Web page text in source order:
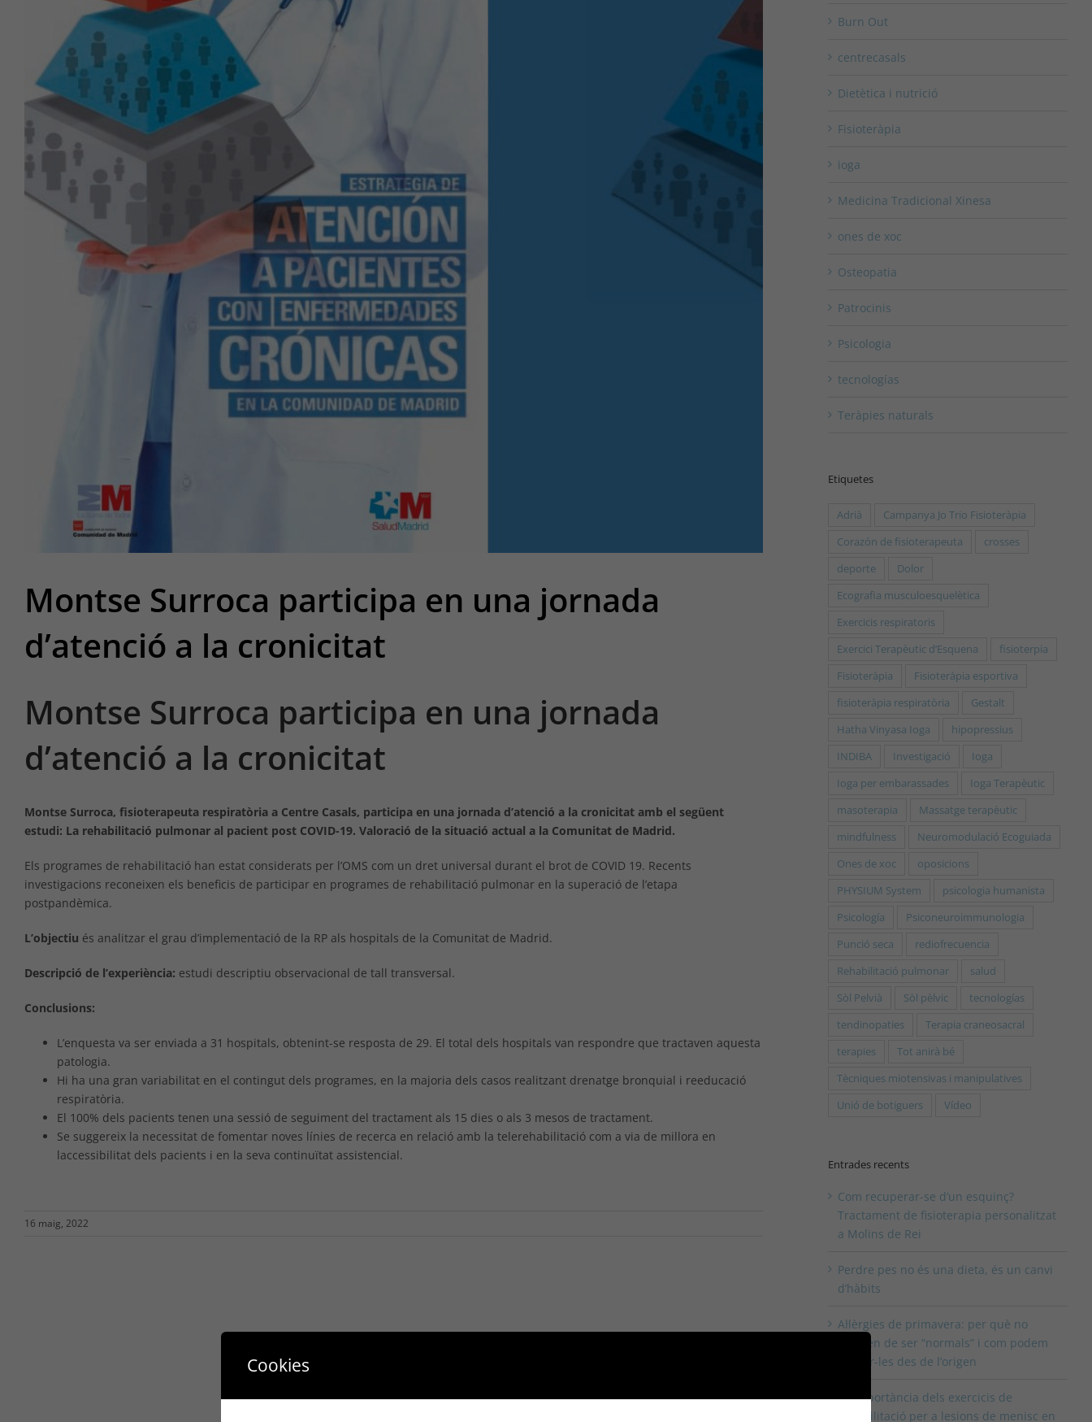
Montse Surroca participa en una jornada
d’atenció a la cronicitat
Montse Surroca participa en una jornada
d’atenció a la cronicitat
Montse Surroca, fisioterapeuta respiratòria a Centre Casals, participa en una jornada d’atenció a la cronicitat amb el següent
estudi: La rehabilitació pulmonar al pacient post COVID-19. Valoració de la situació actual a la Comunitat de Madrid.
Els programes de rehabilitació han estat considerats per l’OMS com un dret universal durant el brot de COVID 19. Recents
investigacions reconeixen els beneficis de participar en programes de rehabilitació pulmonar en la superació de l’etapa
postpandèmica.
L’objectiu és analitzar el grau d’implementació de la RP als hospitals de la Comunitat de Madrid.
Descripció de l’experiència: estudi descriptiu observacional de tall transversal.
Conclusions:
L’enquesta va ser enviada a 31 hospitals, obtenint-se resposta de 29. El total dels hospitals van respondre que tractaven aquesta
patologia.
Hi ha una gran variabilitat en el contingut dels programes, en la majoria dels casos realitzant drenatge bronquial i reeducació
respiratòria.
El 100% dels pacients tenen una sessió de seguiment del tractament als 15 dies o als 3 mesos de tractament.
Se suggereix la necessitat de fomentar noves línies de recerca en relació amb la telerehabilitació com a via de millora en
laccessibilitat dels pacients i en la seva continuïtat assistencial.
16 maig, 2022
Burn Out
centrecasals
Dietètica i nutrició
Fisioteràpia
ioga
Medicina Tradicional Xinesa
ones de xoc
Osteopatia
Patrocinis
Psicologia
tecnologías
Teràpies naturals
Etiquetes
Adrià
Campanya Jo Trio Fisioteràpia
Corazón de fisioterapeuta
crosses
deporte
Dolor
Ecografia musculoesquelètica
Exercicis respiratoris
Exercici Terapèutic d’Esquena
fisioterpia
Fisioteràpia
Fisioteràpia esportiva
fisioteràpia respiratòria
Gestalt
Hatha Vinyasa Ioga
hipopressius
INDIBA
Investigació
Ioga
Ioga per embarassades
Ioga Terapèutic
masoterapia
Massatge terapèutic
mindfulness
Neuromodulació Ecoguiada
Ones de xoc
oposicions
PHYSIUM System
psicologia humanista
Psicología
Psiconeuroimmunologia
Punció seca
rediofrecuencia
Rehabilitació pulmonar
salud
Sòl Pelvià
Sòl pèlvic
tecnologías
tendinopaties
Terapia craneosacral
terapies
Tot anirà bé
Tècniques miotensivas i manipulatives
Unió de botiguers
Vídeo
Entrades recents
Com recuperar-se d’un esquinç?
Tractament de fisioterapia personalitzat
a Molins de Rei
Perdre pes no és una dieta, és un canvi
d’hàbits
Al·lèrgies de primavera: per què no
haurien de ser “normals” i com podem
tractar-les des de l’origen
La importància dels exercicis de
rehabilitació per a lesions de menisc en
Cookies